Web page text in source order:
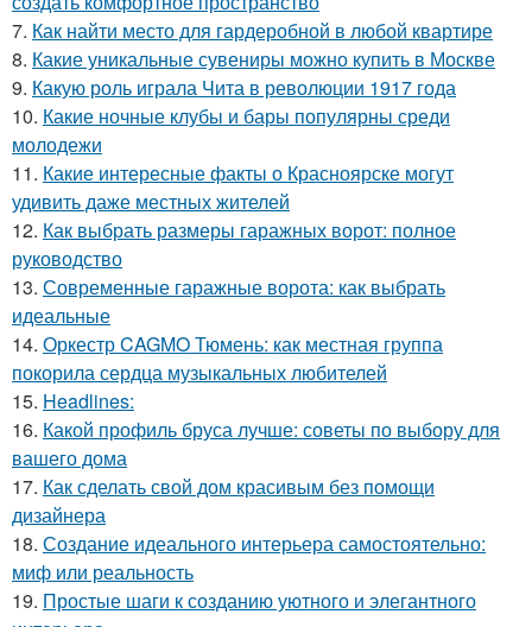
7. Как найти место для гардеробной в любой квартире
8. Какие уникальные сувениры можно купить в Москве
9. Какую роль играла Чита в революции 1917 года
10. Какие ночные клубы и бары популярны среди
молодежи
11. Какие интересные факты о Красноярске могут
удивить даже местных жителей
12. Как выбрать размеры гаражных ворот: полное
руководство
13. Современные гаражные ворота: как выбрать
идеальные
14. Оркестр CAGMO Тюмень: как местная группа
покорила сердца музыкальных любителей
15. Headlines:
16. Какой профиль бруса лучше: советы по выбору для
вашего дома
17. Как сделать свой дом красивым без помощи
дизайнера
18. Создание идеального интерьера самостоятельно:
миф или реальность
19. Простые шаги к созданию уютного и элегантного